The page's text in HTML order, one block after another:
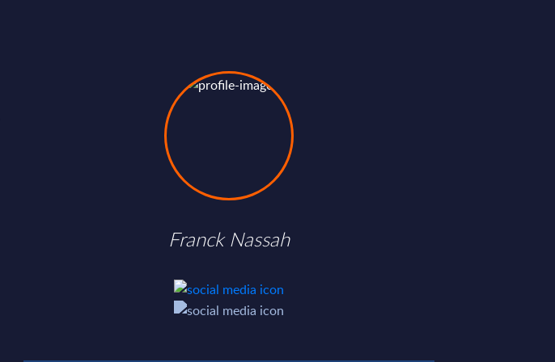
Franck Nassah